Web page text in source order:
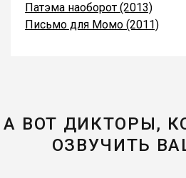
Патэма наоборот (2013)
Письмо для Момо (2011)
А ВОТ ДИКТОРЫ,
ОЗВУЧИТЬ